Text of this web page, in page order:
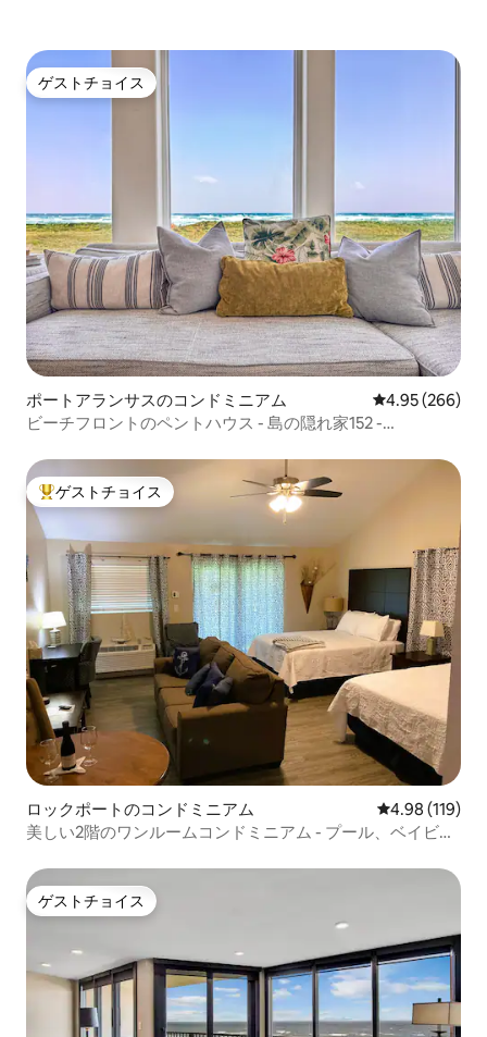
ゲストチョイス
ゲストチョイス
ポートアランサスのコンドミニアム レビュー266
4.95 (266)
ビーチフロントのペントハウス - 島の隠れ家152 -
大好評のゲストチョイスです。
ゲストチョイス
ロックポートのコンドミニアム レビュー119
4.98 (119)
美しい2階のワンルームコンドミニアム - プール、ベイビュ
ゲストチョイス
ゲストチョイス